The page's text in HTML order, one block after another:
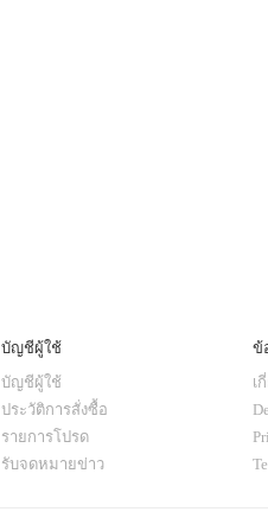
บัญชีผู้ใช้
บัญชีผู้ใช้
ประวัติการสั่งซื้อ
รายการโปรด
รับจดหมายข่าว
ข้
เ